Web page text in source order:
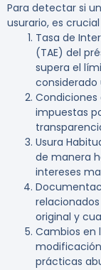
Para detectar si
usurario, es
Tasa de
(TAE) del
supera el
considerado
impuestas
Usura
de manera
intereses
original y
Cambios en
prácticas